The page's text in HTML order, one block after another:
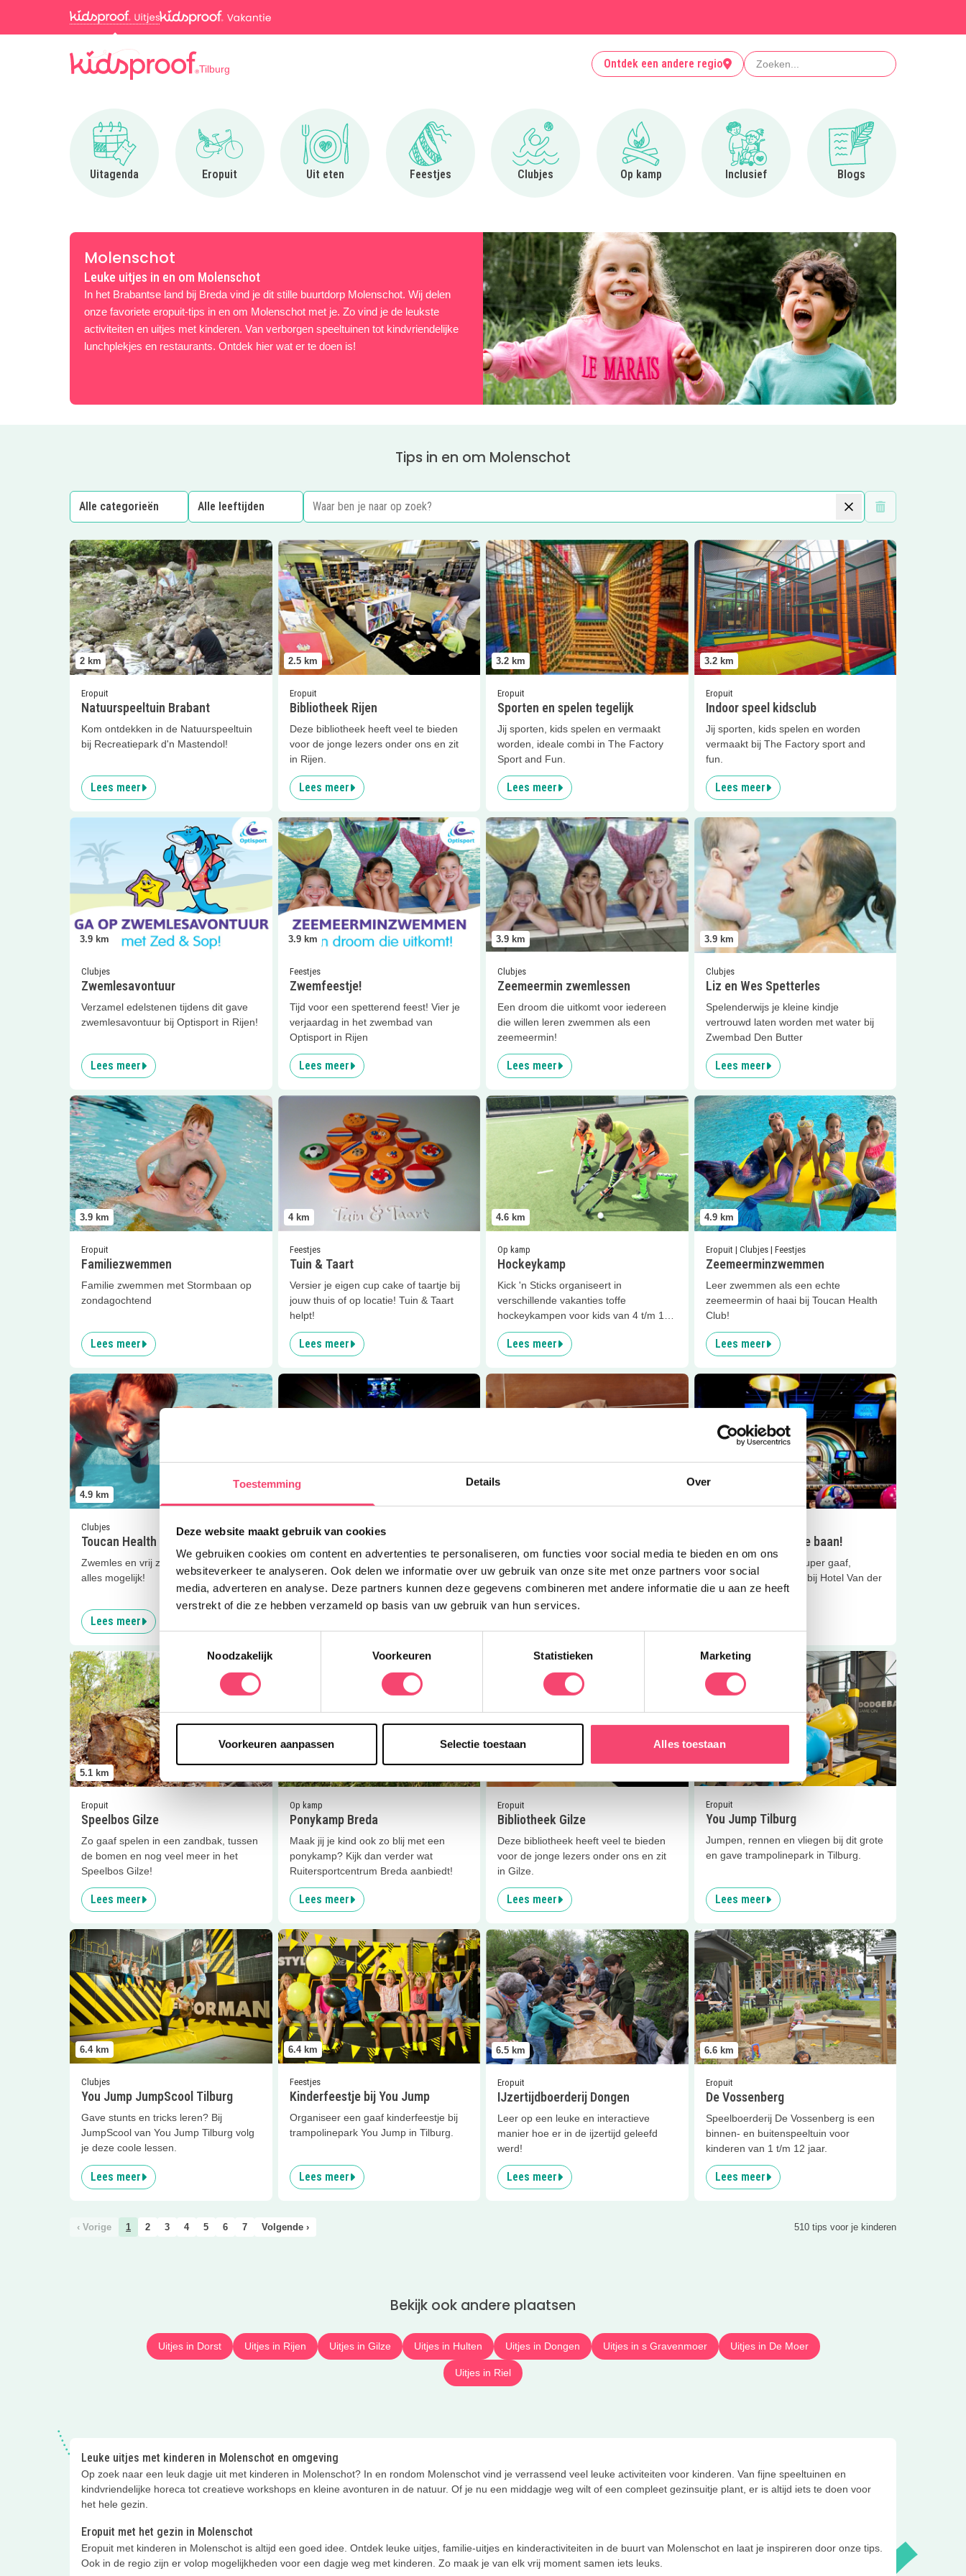
Toestemming Details Over
Deze website maakt gebruik van cookies
We gebruiken cookies om content en advertenties te personaliseren, om functies voor social media te bieden en om ons
websiteverkeer te analyseren. Ook delen we informatie over uw gebruik van onze site met onze partners voor social
media, adverteren en analyse. Deze partners kunnen deze gegevens combineren met andere informatie die u aan ze heeft
verstrekt of die ze hebben verzameld op basis van uw gebruik van hun services.
Noodzakelijk
Voorkeuren Statistieken Marketing
Voorkeuren aanpassen Selectie toestaan Alles toestaan
Tilburg Ontdek een andere regio Zoeken
Uitagenda
Ga naar Uitagenda
Eropuit
Ga naar Eropuit
Uit eten
Ga naar Uit eten
Feestjes
Ga naar Feestjes
Clubjes
Ga naar Clubjes
Op kamp
Ga naar Op kamp
Inclusief
Ga naar Inclusief
Blogs
Ga naar Blogs
Molenschot
Leuke uitjes in en om Molenschot
In het Brabantse land bij Breda vind je dit stille buurtdorp Molenschot. Wij delen
onze favoriete eropuit-tips in en om Molenschot met je. Zo vind je de leukste
activiteiten en uitjes met kinderen. Van verborgen speeltuinen tot kindvriendelijke
lunchplekjes en restaurants. Ontdek hier wat er te doen is!
Tips in en om Molenschot
Wis filters
2 km
Eropuit
Natuurspeeltuin Brabant
Kom ontdekken in de Natuurspeeltuin
bij Recreatiepark d'n Mastendol!
Lees meer
Lees meer Natuurspeeltuin Brabant
2.5 km
Eropuit
Bibliotheek Rijen
Deze bibliotheek heeft veel te bieden
voor de jonge lezers onder ons en zit
in Rijen.
Lees meer
Lees meer Bibliotheek Rijen
3.2 km
Eropuit
Sporten en spelen tegelijk
Jij sporten, kids spelen en vermaakt
worden, ideale combi in The Factory
Sport and Fun.
Lees meer
Lees meer Sporten en spelen tegelijk
3.2 km
Eropuit
Indoor speel kidsclub
Jij sporten, kids spelen en worden
vermaakt bij The Factory sport and
fun.
Lees meer
Lees meer Indoor speel kidsclub
3.9 km
Clubjes
Zwemlesavontuur
Verzamel edelstenen tijdens dit gave
zwemlesavontuur bij Optisport in Rijen!
Lees meer
Zwemlesavontuur
3.9 km
Feestjes
Zwemfeestje!
Tijd voor een spetterend feest! Vier je
verjaardag in het zwembad van
Optisport in Rijen
Lees meer
Lees meer Zwemfeestje!
3.9 km
Clubjes
Zeemeermin zwemlessen
Een droom die uitkomt voor iedereen
die willen leren zwemmen als een
zeemeermin!
Lees meer
Lees meer Zeemeermin zwemlessen
3.9 km
Clubjes
Liz en Wes Spetterles
Spelenderwijs je kleine kindje
vertrouwd laten worden met water bij
Zwembad Den Butter
Lees meer
Lees meer Liz en Wes Spetterles
3.9 km
Eropuit
Familiezwemmen
Familie zwemmen met Stormbaan op
zondagochtend
Lees meer
Lees meer Familiezwemmen
4 km
Feestjes
Tuin & Taart
Versier je eigen cup cake of taartje bij
jouw thuis of op locatie! Tuin & Taart
helpt!
Lees meer
Lees meer
4.6 km
Op kamp
Hockeykamp
Kick 'n Sticks organiseert in
verschillende vakanties toffe
hockeykampen voor kids van 4 t/m 12
jaar!
Lees meer
Lees meer Hockeykamp
4.9 km
Eropuit | Clubjes | Feestjes
Zeemeerminzwemmen
Leer zwemmen als een echte
zeemeermin of haai bij Toucan Health
Club!
Lees meer
Lees meer Zeemeerminzwemmen
4.9 km
Clubjes
Toucan Health Club Gilze
Zwemles en vrij zwemmen? Hier is
alles mogelijk!
Lees meer
Lees meer Toucan Health Club Gilze
Feestjes
Vier je kinderfeestje bij Hotel Van der
Valk Gilze-Tilburg!
Lees meer Kinderfeestje bowlen &amp; meer
In dit hotel zorgen ze ervoor dat de
kleinste gasten het ook naar hun zin
hebben.
Lees meer
Bowlen op een gave baan!
Kom bowlen op een super gaaf,
verlichte bowlingbaan bij Hotel Van der
Valk Gilze-Tilburg!
Lees meer Bowlen op een gave baan!
5.1 km
Eropuit
Speelbos Gilze
Zo gaaf spelen in een zandbak, tussen
de bomen en nog veel meer in het
Speelbos Gilze!
Lees meer
Lees meer Speelbos Gilze
Op kamp
Ponykamp Breda
Maak jij je kind ook zo blij met een
ponykamp? Kijk dan verder wat
Ruitersportcentrum Breda aanbiedt!
Lees meer
Ponykamp Breda
Eropuit
Bibliotheek Gilze
Deze bibliotheek heeft veel te bieden
voor de jonge lezers onder ons en zit
in Gilze.
Lees meer
Lees meer Bibliotheek Gilze
Eropuit
You Jump Tilburg
Jumpen, rennen en vliegen bij dit grote
en gave trampolinepark in Tilburg.
Lees meer
Lees meer You Jump Tilburg
6.4 km
Clubjes
You Jump JumpScool Tilburg
Gave stunts en tricks leren? Bij
JumpScool van You Jump Tilburg volg
je deze coole lessen.
Lees meer
Lees meer You Jump JumpScool Tilburg
6.4 km
Feestjes
Kinderfeestje bij You Jump
Organiseer een gaaf kinderfeestje bij
trampolinepark You Jump in Tilburg.
Lees meer
Lees meer Kinderfeestje bij You Jump
6.5 km
Eropuit
IJzertijdboerderij Dongen
Leer op een leuke en interactieve
manier hoe er in de ijzertijd geleefd
werd!
Lees meer
Lees meer IJzertijdboerderij Dongen
6.6 km
Eropuit
De Vossenberg
Speelboerderij De Vossenberg is een
binnen- en buitenspeeltuin voor
kinderen van 1 t/m 12 jaar.
Lees meer
Lees meer De Vossenberg
‹ Vorige 1 2 3 4 5 6 7 Volgende › 510 tips voor je kinderen
Bekijk ook andere plaatsen
Uitjes in Dorst Uitjes in Rijen Uitjes in Gilze Uitjes in Hulten Uitjes in Dongen Uitjes in s Gravenmoer Uitjes in De Moer
Uitjes in Riel
Leuke uitjes met kinderen in Molenschot en omgeving
Op zoek naar een leuk dagje uit met kinderen in Molenschot? In en rondom Molenschot vind je verrassend veel leuke activiteiten voor kinderen. Van fijne speeltuinen en
kindvriendelijke horeca tot creatieve workshops en kleine avonturen in de natuur. Of je nu een middagje weg wilt of een compleet gezinsuitje plant, er is altijd iets te doen voor
het hele gezin.
Eropuit met het gezin in Molenschot
Eropuit met kinderen in Molenschot is altijd een goed idee. Ontdek leuke uitjes, familie-uitjes en kinderactiviteiten in de buurt van Molenschot en laat je inspireren door onze tips.
Ook in de regio zijn er volop mogelijkheden voor een dagje weg met kinderen. Zo maak je van elk vrij moment samen iets leuks.
Sluiten
Kasteel de Haar!
Ja, ik wil winnen!